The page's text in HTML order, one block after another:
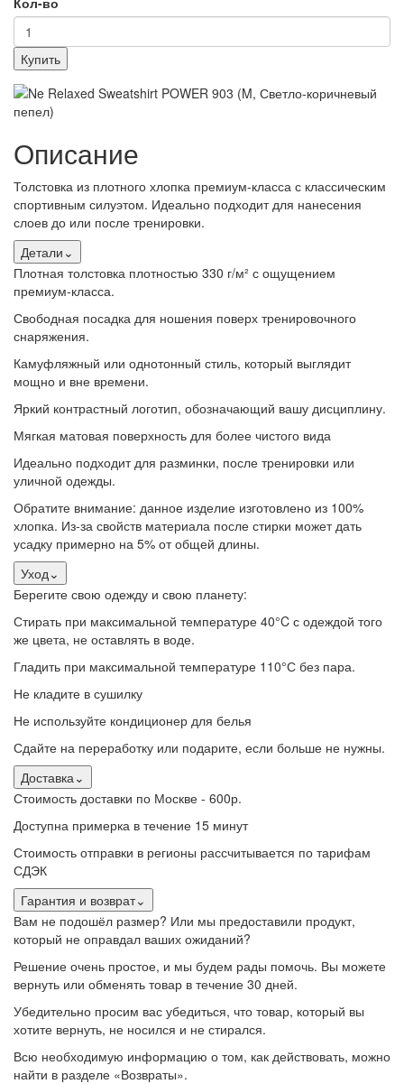
Купить
Описание
Толстовка из плотного хлопка премиум-класса с классическим
спортивным силуэтом. Идеально подходит для нанесения
слоев до или после тренировки.
Детали ⌄
Плотная толстовка плотностью 330 г/м² с ощущением
премиум-класса.
Свободная посадка для ношения поверх тренировочного
снаряжения.
Камуфляжный или однотонный стиль, который выглядит
мощно и вне времени.
Яркий контрастный логотип, обозначающий вашу дисциплину.
Мягкая матовая поверхность для более чистого вида
Идеально подходит для разминки, после тренировки или
уличной одежды.
Обратите внимание: данное изделие изготовлено из 100%
хлопка. Из-за свойств материала после стирки может дать
усадку примерно на 5% от общей длины.
Уход ⌄
Берегите свою одежду и свою планету:
Стирать при максимальной температуре 40°C с одеждой того
же цвета, не оставлять в воде.
Гладить при максимальной температуре 110°С без пара.
Не кладите в сушилку
Не используйте кондиционер для белья
Сдайте на переработку или подарите, если больше не нужны.
Доставка ⌄
Стоимость доставки по Москве - 600р.
Доступна примерка в течение 15 минут
Стоимость отправки в регионы рассчитывается по тарифам
СДЭК
Гарантия и возврат⌄
Вам не подошёл размер? Или мы предоставили продукт,
который не оправдал ваших ожиданий?
Решение очень простое, и мы будем рады помочь. Вы можете
вернуть или обменять товар в течение 30 дней.
Убедительно просим вас убедиться, что товар, который вы
хотите вернуть, не носился и не стирался.
Всю необходимую информацию о том, как действовать, можно
найти в разделе «Возвраты».